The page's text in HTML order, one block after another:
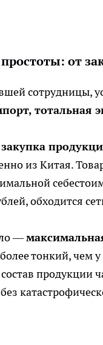
от
сотрудницы,
тотальная
закупка
из Китая.
обходится
—
тонкий, чем
продукции